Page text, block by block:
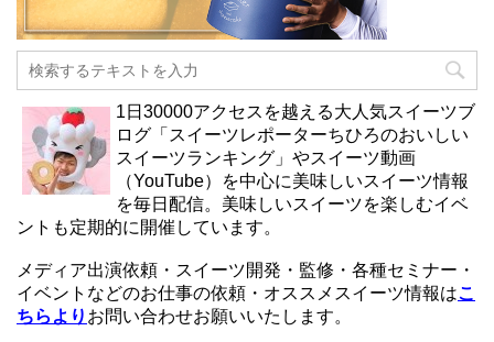
1日30000アクセスを越える大人気スイーツブ
ログ「スイーツレポーターちひろのおいしい
スイーツランキング」やスイーツ動画
（YouTube）を中心に美味しいスイーツ情報
を毎日配信。美味しいスイーツを楽しむイベ
ントも定期的に開催しています。
メディア出演依頼・スイーツ開発・監修・各種セミナー・
イベントなどのお仕事の依頼・オススメスイーツ情報はこ
ちらより お問い合わせお願いいたします。